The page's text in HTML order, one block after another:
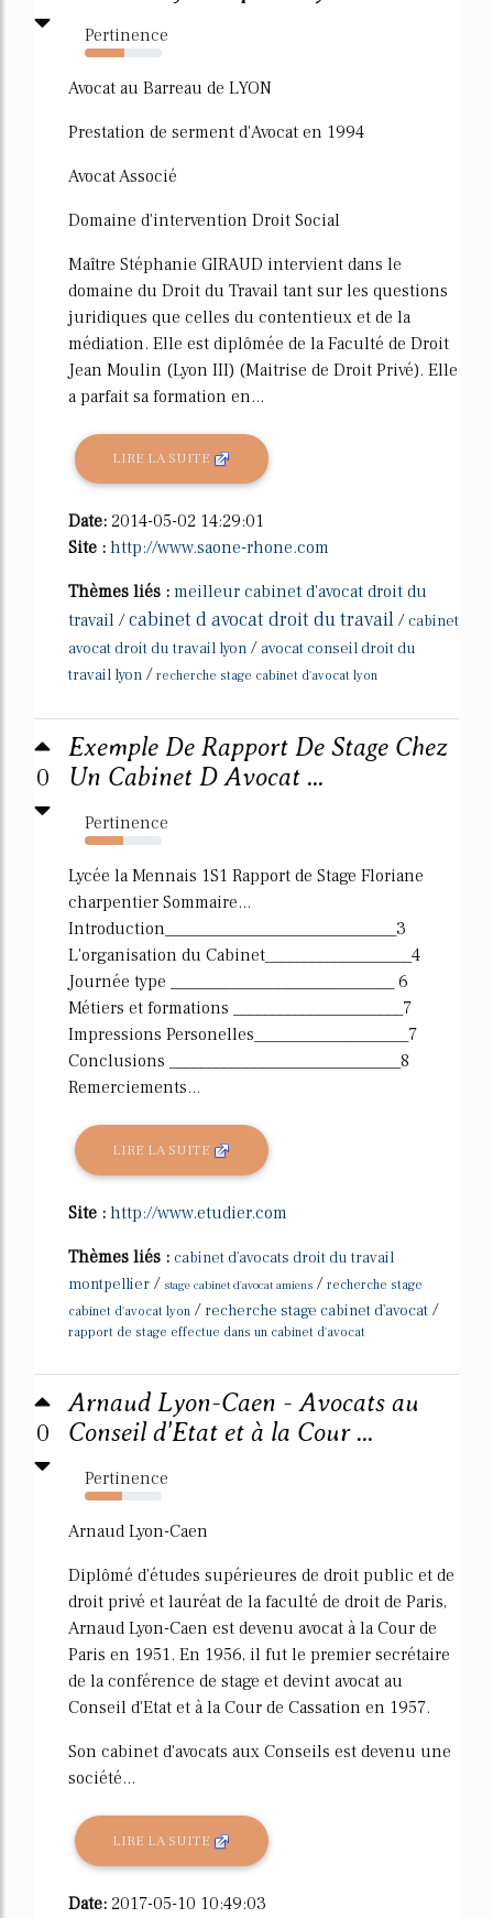
Pertinence
52%
Avocat au Barreau de LYON
Prestation de serment d'Avocat en 1994
Avocat Associé
Domaine d'intervention Droit Social
Maître Stéphanie GIRAUD intervient dans le
domaine du Droit du Travail tant sur les questions
juridiques que celles du contentieux et de la
médiation. Elle est diplômée de la Faculté de Droit
Jean Moulin (Lyon III) (Maitrise de Droit Privé). Elle
a parfait sa formation en...
LIRE LA SUITE
Date: 2014-05-02 14:29:01
Site : http://www.saone-rhone.com
Thèmes liés : meilleur cabinet d'avocat droit du
travail /cabinet d avocat droit du travail / cabinet
avocat droit du travail lyon / avocat conseil droit du
travail lyon / recherche stage cabinet d'avocat lyon
0
Exemple De Rapport De Stage Chez
Un Cabinet D Avocat ...
Pertinence
50%
Lycée la Mennais 1S1 Rapport de Stage Floriane
charpentier Sommaire...
Introduction______________________________3
L'organisation du Cabinet___________________4
Journée type _____________________________ 6
Métiers et formations ______________________7
Impressions Personelles____________________7
Conclusions ______________________________8
Remerciements...
LIRE LA SUITE
Site : http://www.etudier.com
Thèmes liés : cabinet d'avocats droit du travail
montpellier / stage cabinet d'avocat amiens / recherche stage
cabinet d'avocat lyon / recherche stage cabinet d'avocat /
rapport de stage effectue dans un cabinet d'avocat
0
Arnaud Lyon-Caen - Avocats au
Conseil d'Etat et à la Cour ...
Pertinence
49%
Arnaud Lyon-Caen
Diplômé d'études supérieures de droit public et de
droit privé et lauréat de la faculté de droit de Paris,
Arnaud Lyon-Caen est devenu avocat à la Cour de
Paris en 1951. En 1956, il fut le premier secrétaire
de la conférence de stage et devint avocat au
Conseil d'Etat et à la Cour de Cassation en 1957.
Son cabinet d'avocats aux Conseils est devenu une
société...
LIRE LA SUITE
Date: 2017-05-10 10:49:03